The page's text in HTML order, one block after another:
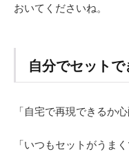
おいてくださいね。
自分でセット
「自宅で再現できるか心
「いつもセットがうまく